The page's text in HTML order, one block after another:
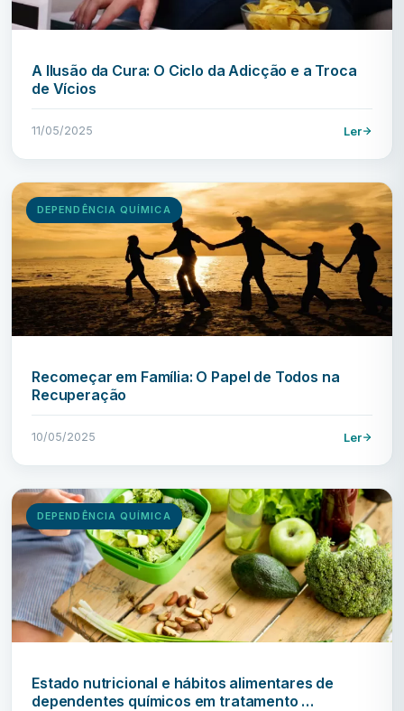
A Ilusão da Cura: O Ciclo da Adicção e a Troca
de Vícios
11/05/2025 Ler
DEPENDÊNCIA QUÍMICA
Recomeçar em Família: O Papel de Todos na
Recuperação
10/05/2025 Ler
DEPENDÊNCIA QUÍMICA
Estado nutricional e hábitos alimentares de
dependentes químicos em tratamento …